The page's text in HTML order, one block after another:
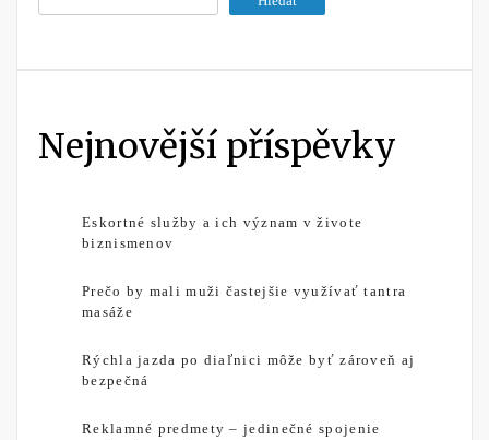
Nejnovější příspěvky
Eskortné služby a ich význam v živote
biznismenov
Prečo by mali muži častejšie využívať tantra
masáže
Rýchla jazda po diaľnici môže byť zároveň aj
bezpečná
Reklamné predmety – jedinečné spojenie